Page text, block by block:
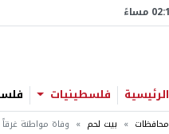
الرئيسية فلسطينيات
محافظات بيت لحم وفاة مواطنة